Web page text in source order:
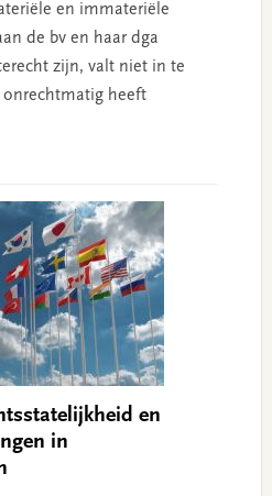
en immateriële
de bv en haar dga
zijn, valt niet in te
heeft
en
in